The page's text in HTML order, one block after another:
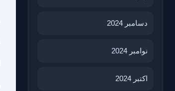
دسامبر 2024
نوامبر 2024
اکتبر 2024